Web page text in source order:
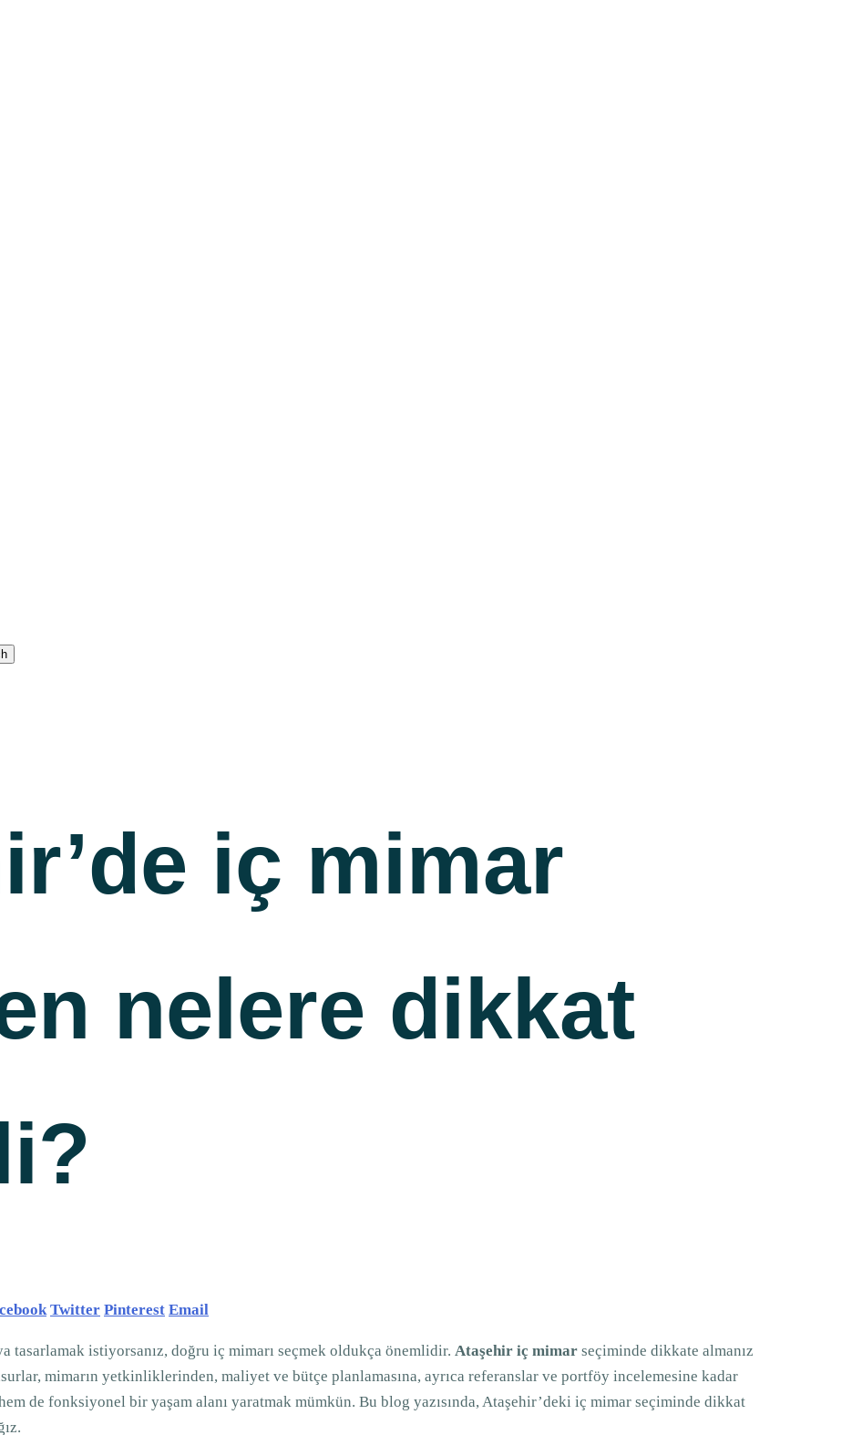
iç mimar
nelere dikkat
Twitter Pinterest Email
tasarlamak istiyorsanız, doğru iç mimarı seçmek oldukça önemlidir. Ataşehir iç mimar seçiminde dikkate almanız
mimarın yetkinliklerinden, maliyet ve bütçe planlamasına, ayrıca referanslar ve portföy incelemesine kadar
de fonksiyonel bir yaşam alanı yaratmak mümkün. Bu blog yazısında, Ataşehir’deki iç mimar seçiminde dikkat